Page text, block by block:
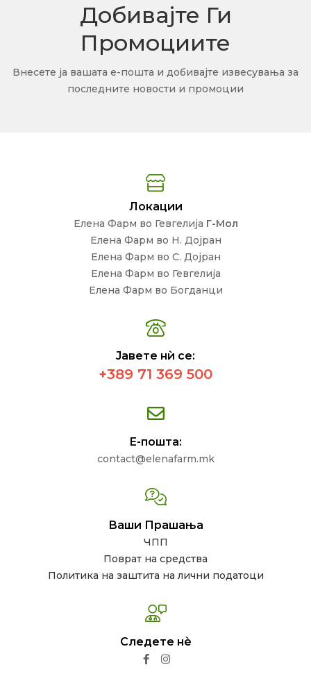
Добивајте Ги
Промоциите
Внесете ја вашата е-пошта и добивајте извесувања за
последните новости и промоции
Локации
Елена Фарм во Гевгелија Г-Мол
Елена Фарм во Н. Дојран
Елена Фарм во С. Дојран
Елена Фарм во Гевгелија
Елена Фарм во Богданци
Јавете нѝ се:
+389 71 369 500
Е-пошта:
contact@elenafarm.mk
Ваши Прашања
ЧПП
Поврат на средства
Политика на заштита на лични податоци
Следете нѐ